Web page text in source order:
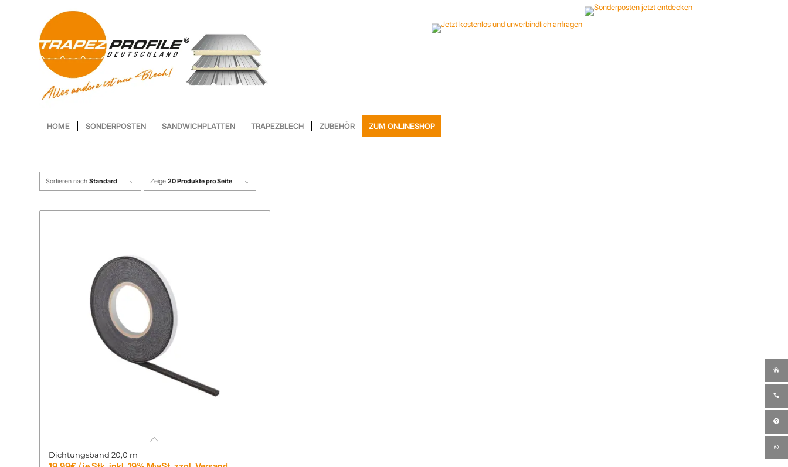
HOME SONDERPOSTEN SANDWICHPLATTEN TRAPEZBLECH ZUBEHÖR ZUM ONLINESHOP
Sortieren nach Standard Zeige 20 Produkte pro Seite
Dichtungsband 20,0 m